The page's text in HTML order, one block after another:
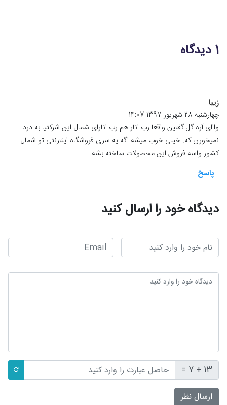
1 دیدگاه
زیبا
چهارشنبه 28 شهریور 1397 14:07
وااای آره گل گفتین واقعا رب انار هم رب انارای شمال این شرکتیا به درد
نمیخورن که. خیلی خوب میشه اگه یه سری فروشگاه اینترنتی تو شمال
کشور واسه فروش این محصولات ساخته بشه
پاسخ
دیدگاه خود را ارسال کنید
13 + 7 =
ارسال نظر